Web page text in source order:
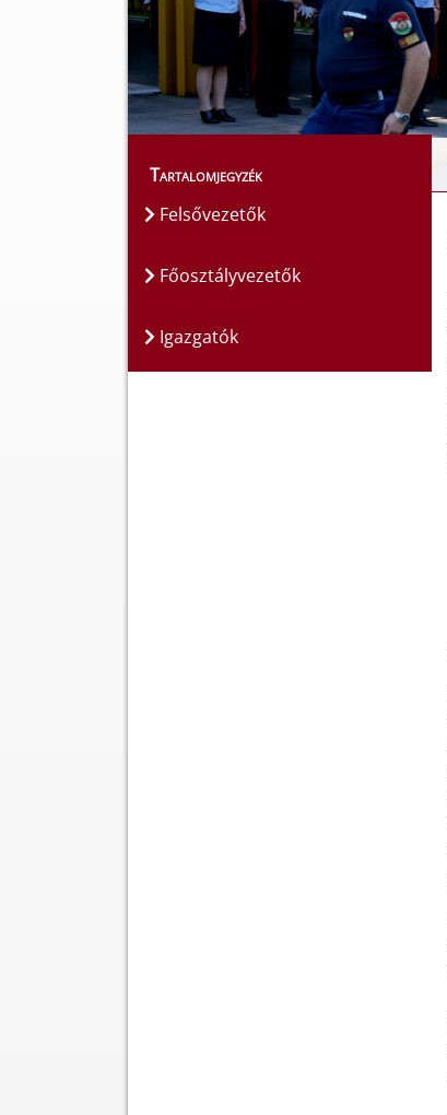
Tartalomjegyzék
Felsővezetők
Főosztályvezetők
Igazgatók